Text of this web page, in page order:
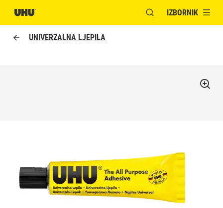
OTVORI MODALNI
IZBORNIK
UNIVERZALNA LJEPILA